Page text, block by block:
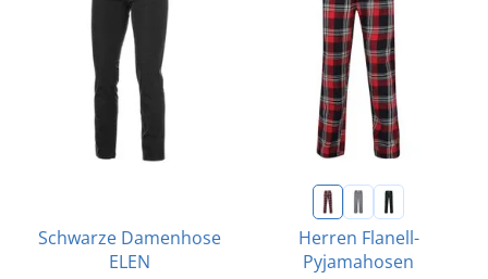
Schwarze Damenhose
ELEN
Herren Flanell-
Pyjamahosen